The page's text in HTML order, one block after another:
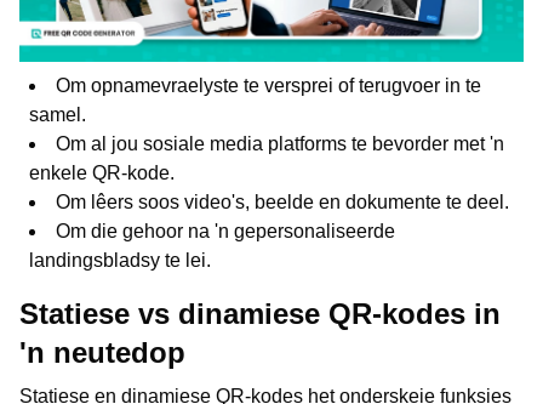
Om opnamevraelyste te versprei of terugvoer in te
samel.
Om al jou sosiale media platforms te bevorder met 'n
enkele QR-kode.
Om lêers soos video's, beelde en dokumente te deel.
Om die gehoor na 'n gepersonaliseerde
landingsbladsy te lei.
Statiese vs dinamiese QR-kodes in
'n neutedop
Statiese en dinamiese QR-kodes het onderskeie funksies